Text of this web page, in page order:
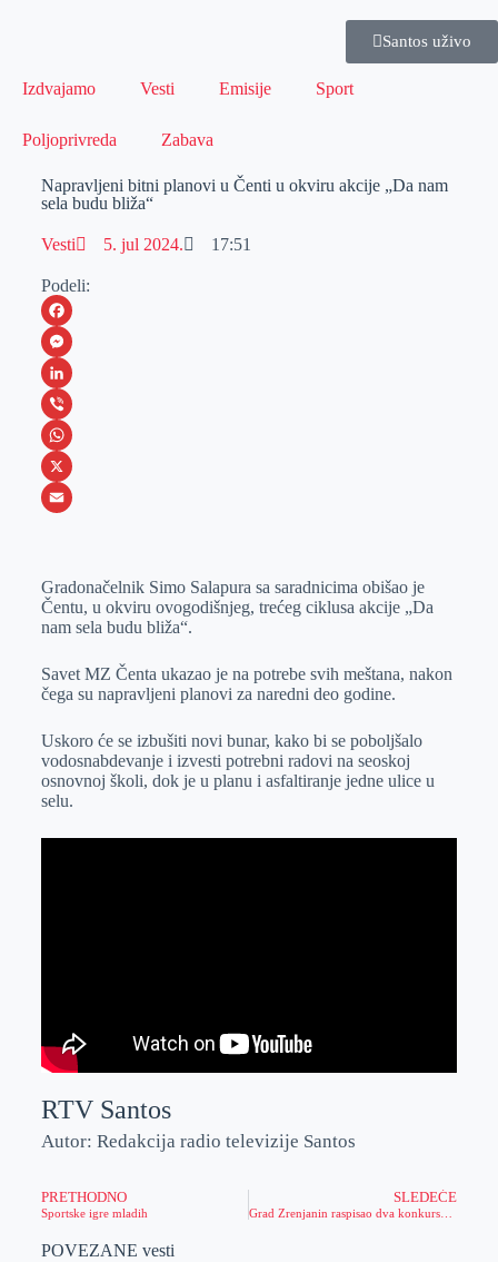
Santos uživo
Izdvajamo Vesti Emisije Sport
Poljoprivreda Zabava
Napravljeni bitni planovi u Čenti u okviru akcije „Da nam
sela budu bliža“
Vesti 5. jul 2024. 17:51
Podeli:
F
a
c
e
b
o
M
e
s
s
e
e
r
L
i
n
k
I
n
V
i
b
W
h
s
A
p
X
a
i
Gradonačelnik Simo Salapura sa saradnicima obišao je
Čentu, u okviru ovogodišnjeg, trećeg ciklusa akcije „Da
nam sela budu bliža“.
Savet MZ Čenta ukazao je na potrebe svih meštana, nakon
čega su napravljeni planovi za naredni deo godine.
Uskoro će se izbušiti novi bunar, kako bi se poboljšalo
vodosnabdevanje i izvesti potrebni radovi na seoskoj
osnovnoj školi, dok je u planu i asfaltiranje jedne ulice u
selu.
RTV Santos
Autor: Redakcija radio televizije Santos
PRETHODNO
Sportske igre mladih
SLEDEĆE
POVEZANE vesti